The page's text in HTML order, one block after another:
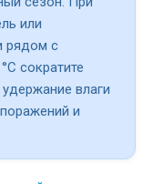
или
рядом с
сократите
влаги
и